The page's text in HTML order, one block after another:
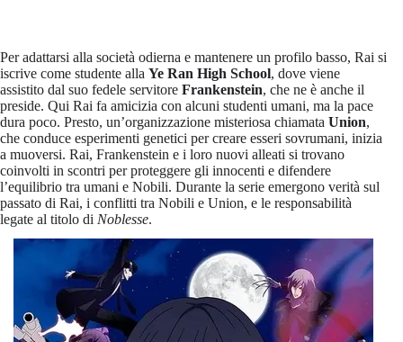
Per adattarsi alla società odierna e mantenere un profilo basso, Rai si
iscrive come studente alla Ye Ran High School, dove viene
assistito dal suo fedele servitore Frankenstein, che ne è anche il
preside. Qui Rai fa amicizia con alcuni studenti umani, ma la pace
dura poco. Presto, un’organizzazione misteriosa chiamata Union,
che conduce esperimenti genetici per creare esseri sovrumani, inizia
a muoversi. Rai, Frankenstein e i loro nuovi alleati si trovano
coinvolti in scontri per proteggere gli innocenti e difendere
l’equilibrio tra umani e Nobili. Durante la serie emergono verità sul
passato di Rai, i conflitti tra Nobili e Union, e le responsabilità
legate al titolo di Noblesse.